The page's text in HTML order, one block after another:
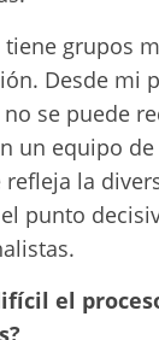
tiene grupos
Desde mi
se puede
un equipo
la
punto
el